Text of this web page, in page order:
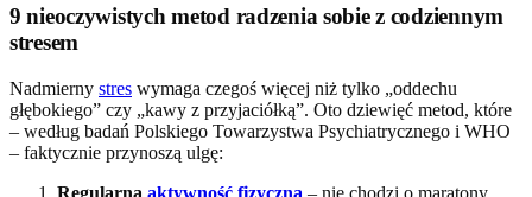
9 nieoczywistych metod radzenia sobie z codziennym
stresem
Nadmierny stres wymaga czegoś więcej niż tylko „oddechu
głębokiego” czy „kawy z przyjaciółką”. Oto dziewięć metod, które
– według badań Polskiego Towarzystwa Psychiatrycznego i WHO
– faktycznie przynoszą ulgę: